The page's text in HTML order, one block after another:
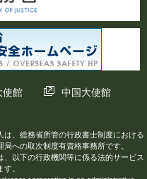
使館 中国大使館
、総務省所管の行政書士制度における
への取次制度有資格事務所です。
以下の行政機関等に係る法的サービス
。